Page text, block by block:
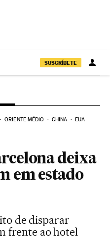
SUSCRÍBETE
ORIENTE MÉDIO CHINA EUA
deixa
em estado
de disparar
frente ao hotel